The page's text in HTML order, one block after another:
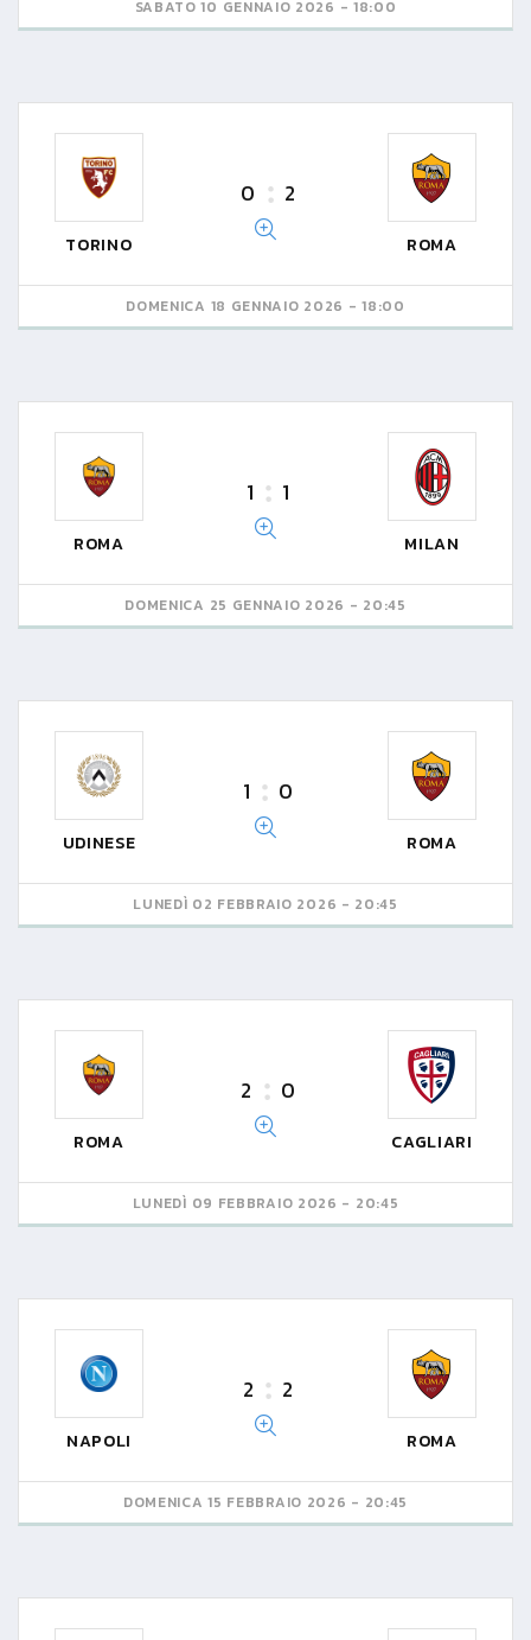
SABATO 10 GENNAIO 2026 - 18:00
TORINO
0 2
ROMA
DOMENICA 18 GENNAIO 2026 - 18:00
ROMA
1 1
MILAN
DOMENICA 25 GENNAIO 2026 - 20:45
UDINESE
1 0
ROMA
LUNEDÌ 02 FEBBRAIO 2026 - 20:45
ROMA
2 0
CAGLIARI
LUNEDÌ 09 FEBBRAIO 2026 - 20:45
NAPOLI
2 2
ROMA
DOMENICA 15 FEBBRAIO 2026 - 20:45